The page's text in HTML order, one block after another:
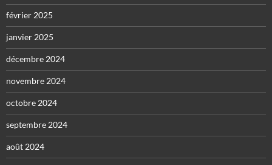
février 2025
janvier 2025
décembre 2024
novembre 2024
octobre 2024
septembre 2024
août 2024